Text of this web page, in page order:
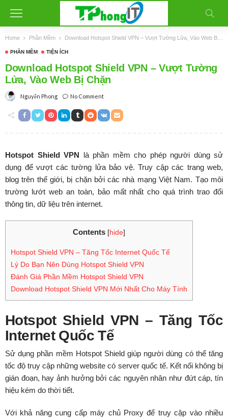
Home Phần Mềm Download Hotspot Shield VPN – Vượt Tường Lửa, Vào Web Bị Chặn
PHẦN MỀM TIỆN ÍCH
Download Hotspot Shield VPN – Vượt Tường
Lửa, Vào Web Bị Chặn
Nguyễn Phong No Comment
Hotspot Shield VPN là phần mềm cho phép người dùng sử
dụng để vượt các tường lửa bảo vệ. Truy cập các trang web,
blog trên thế giới, bị chặn bởi các nhà mạng Việt Nam. Tạo môi
trường lướt web an toàn, bảo mất nhất cho quá trình trao đổi
thông tin, dữ liệu trên internet.
Contents [hide]
Hotspot Shield VPN – Tăng Tốc Internet Quốc Tế
Lý Do Bạn Nên Dùng Hotspot Shield VPN
Đánh Giá Phần Mềm Hotspot Shield VPN
Download Hotspot Shield VPN Mới Nhất Cho Máy Tính
Hotspot Shield VPN – Tăng Tốc
Internet Quốc Tế
Sử dụng phần mềm Hotspot Shield giúp người dùng có thể tăng
tốc độ truy cập những website có server quốc tế. Kết nối không bị
gián đoạn, hay ảnh hưởng bởi các nguyên nhân như đứt cáp, tín
hiệu kém do thời tiết.
Với khả năng cung cấp máy chủ Proxy để truy cập vào nhiều